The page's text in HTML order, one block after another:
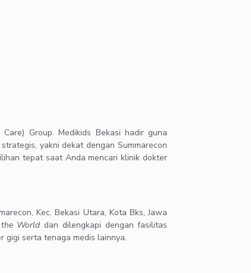
Group. Medikids Bekasi hadir guna
yakni dekat dengan Summarecon
tepat saat Anda mencari klinik dokter
Kec. Bekasi Utara, Kota Bks, Jawa
World dan dilengkapi dengan fasilitas
gigi serta tenaga medis lainnya.